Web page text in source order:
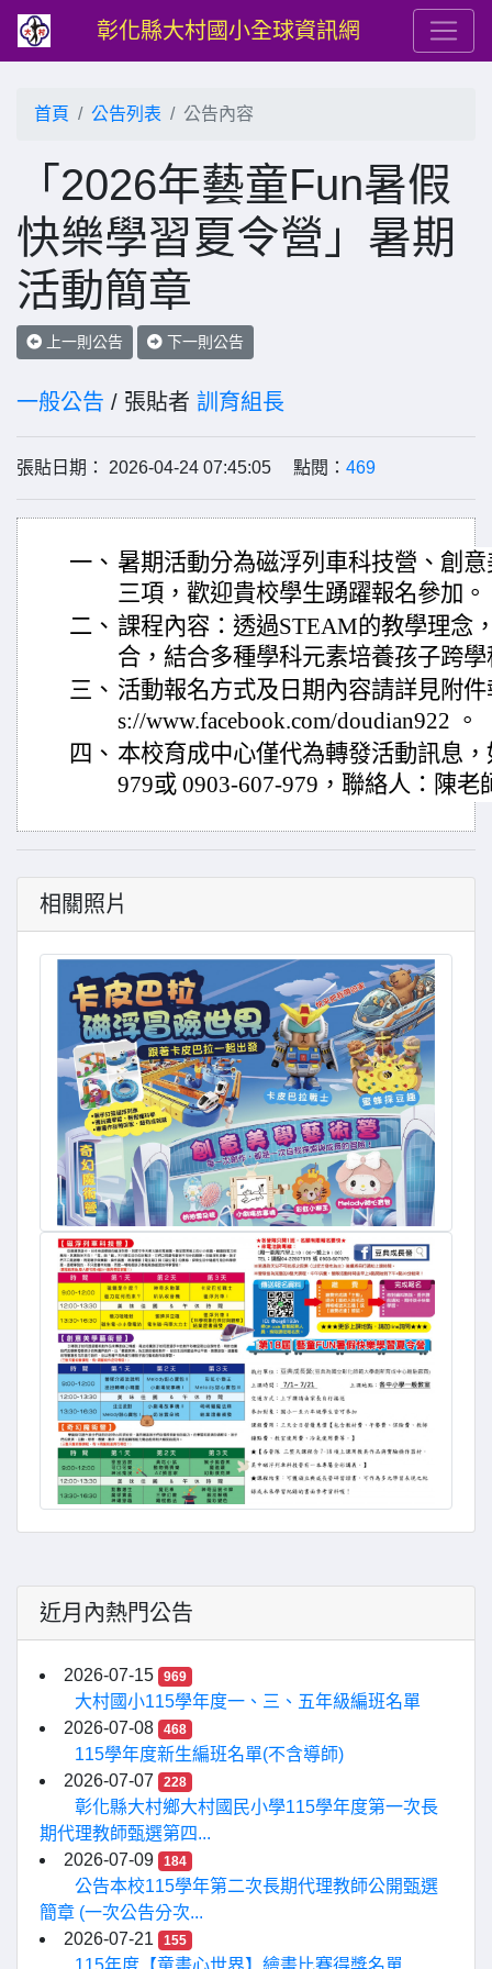
彰化縣大村國小全球資訊網
首頁 公告列表 公告內容
「2026年藝童Fun暑假
快樂學習夏令營」暑期
活動簡章
上一則公告 下一則公告
一般公告 / 張貼者 訓育組長
張貼日期： 2026-04-24 07:45:05 點閱： 469
一、 暑期活動分為磁浮列車科技營、創
三項，歡迎貴校學生踴躍報名參加
二、 課程內容：透過STEAM的教學理念
合，結合多種學科元素培養孩子跨
三、 活動報名方式及日期內容請詳見附
s://www.facebook.com/doudian922 。
四、 本校育成中心僅代為轉發活動訊息
979或 0903-607-979，聯絡人：陳老
相關照片
近月內熱門公告
2026-07-15 969
大村國小115學年度一、三、五年級編班名單
2026-07-08
468
115學年度新生編班名單(不含導師)
2026-07-07
228
彰化縣大村鄉大村國民小學115學年度第一次長
期代理教師甄選第四...
2026-07-09
184
公告本校115學年第二次長期代理教師公開甄選
簡章 (一次公告分次...
2026-07-21
155
115年度【童畫心世界】繪畫比賽得獎名單